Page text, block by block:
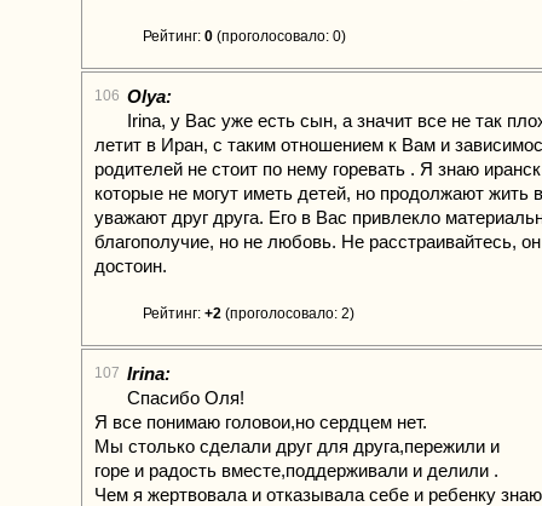
Рейтинг: 0 (проголосовало: 0)
106 Olya:
Irina, у Вас уже есть сын, а значит все не так
летит в Иран, с таким отношением к Вам и
родителей не стоит по нему горевать . Я знаю
которые не могут иметь детей, но продолжают жить
уважают друг друга. Его в Вас привлекло
благополучие, но не любовь. Не расстраивайтесь,
достоин.
Рейтинг: +2 (проголосовало: 2)
107 Irina:
Спасибо Оля!
Я все понимаю головои,но сердцем нет.
Мы столько сделали друг для друга,пережили и
горе и радость вместе,поддерживали и делили .
Чем я жертвовала и отказывала себе и ребенку знаю